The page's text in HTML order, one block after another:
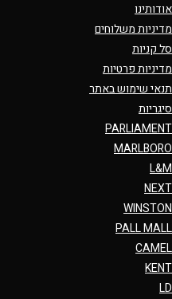
אודותינו
מדיניות משלוחים
סל קניות
מדיניות פרטיות
תנאי שימוש באתר
סיגריות
PARLIAMENT
MARLBORO
L&M
NEXT
WINSTON
PALL MALL
CAMEL
KENT
LD